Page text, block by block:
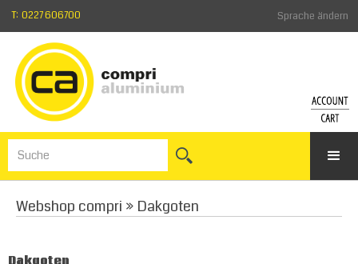
Sprache ändern
T: 0227 606700
Zum
Webshop compri » Dakgoten